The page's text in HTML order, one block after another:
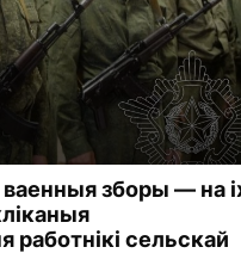
зборы — на
сельскай